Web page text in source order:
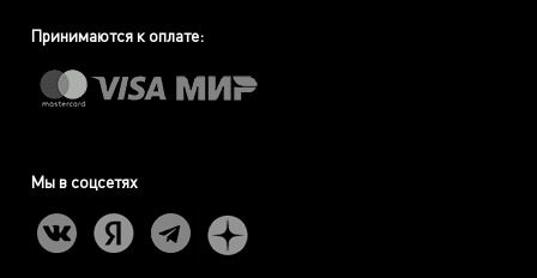
Принимаются к оплате:
Мы в соцсетях